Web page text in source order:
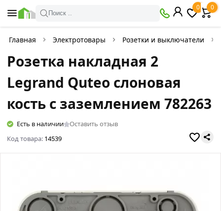
Поиск ..
0 0
Главная Электротовары Розетки и выключатели
Розетка накладная 2
Legrand Quteo слоновая
кость с заземлением 782263
Есть в наличии
Оставить отзыв
Код товара: 14539